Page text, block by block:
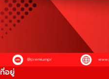
ที่อยู่